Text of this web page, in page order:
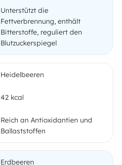
Unterstützt die
Fettverbrennung, enthält
Bitterstoffe, reguliert den
Blutzuckerspiegel
Heidelbeeren
42 kcal
Reich an Antioxidantien und
Ballaststoffen
Erdbeeren